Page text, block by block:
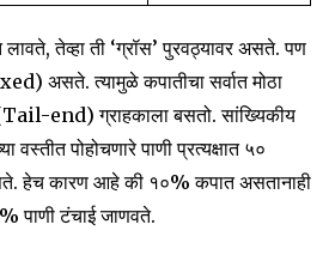
तेव्हा ती ‘ग्रॉस’ पुरवठ्यावर असते. पण
असते. त्यामुळे कपातीचा सर्वात मोठा
end) ग्राहकाला बसतो. सांख्यिकीय
वस्तीत पोहोचणारे पाणी प्रत्यक्षात ५०
हेच कारण आहे की १०% कपात असतानाही
पाणी टंचाई जाणवते.